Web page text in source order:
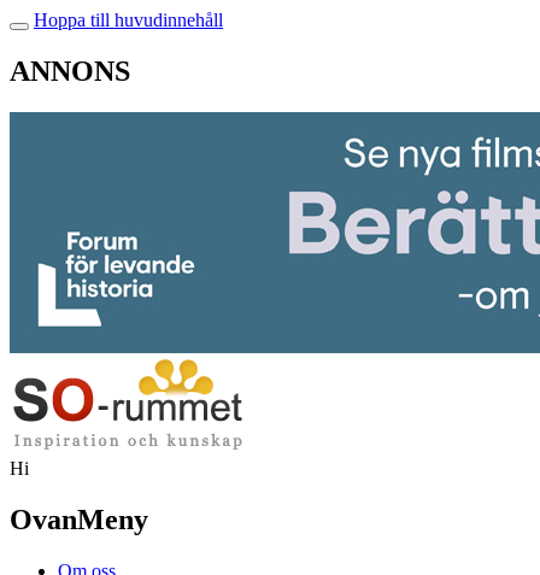
Hoppa till huvudinnehåll
ANNONS
Hi
OvanMeny
Om oss